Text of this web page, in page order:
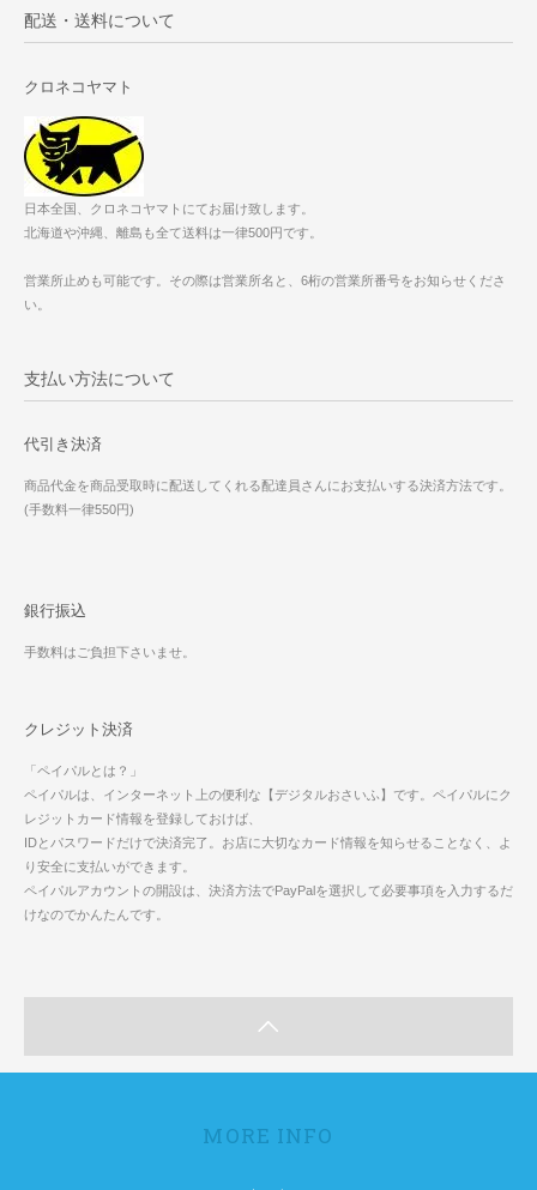
配送・送料について
クロネコヤマト
日本全国、クロネコヤマトにてお届け致します。
北海道や沖縄、離島も全て送料は一律500円です。
営業所止めも可能です。その際は営業所名と、6桁の営業所番号をお知らせくださ
い。
支払い方法について
代引き決済
商品代金を商品受取時に配送してくれる配達員さんにお支払いする決済方法です。
(手数料一律550円)
銀行振込
手数料はご負担下さいませ。
クレジット決済
「ペイパルとは？」
ペイパルは、インターネット上の便利な【デジタルおさいふ】です。ペイパルにク
レジットカード情報を登録しておけば、
IDとパスワードだけで決済完了。お店に大切なカード情報を知らせることなく、よ
り安全に支払いができます。
ペイパルアカウントの開設は、決済方法でPayPalを選択して必要事項を入力するだ
けなのでかんたんです。
MORE INFO